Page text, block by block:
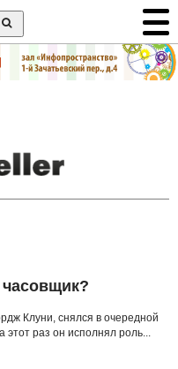
Клуни, снялся в очередной
этот раз он исполнял роль...